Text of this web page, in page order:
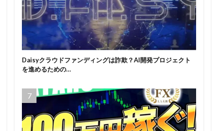
Daisyクラウドファンディングは詐欺？AI開発プロジェクト
を進めるための…